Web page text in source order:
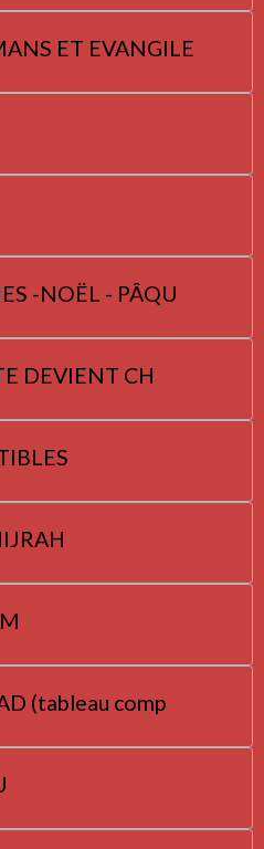
ET EVANGILE
-NOËL - PÂQU
DEVIENT CH
(tableau comp